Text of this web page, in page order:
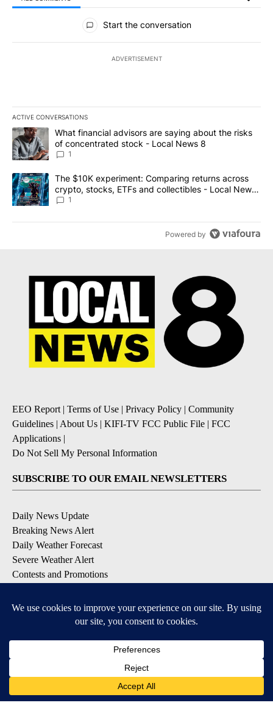
All Comments
Start the conversation
ADVERTISEMENT
ACTIVE CONVERSATIONS
The following is a list of the most commented articles in the last
A trending article titled "What financial advisors are saying
What financial advisors are saying about the risks
of concentrated stock - Local News 8
1
A trending article titled "The $10K experiment: Comparing
The $10K experiment: Comparing returns across
crypto, stocks, ETFs and collectibles - Local News
8
1
Powered by
EEO Report | Terms of Use | Privacy Policy | Community
Guidelines | About Us | KIFI-TV FCC Public File | FCC
Applications |
Do Not Sell My Personal Information
SUBSCRIBE TO OUR EMAIL NEWSLETTERS
Daily News Update
Breaking News Alert
Daily Weather Forecast
Severe Weather Alert
Contests and Promotions